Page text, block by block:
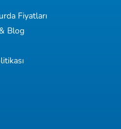
Fiyatları
Blog